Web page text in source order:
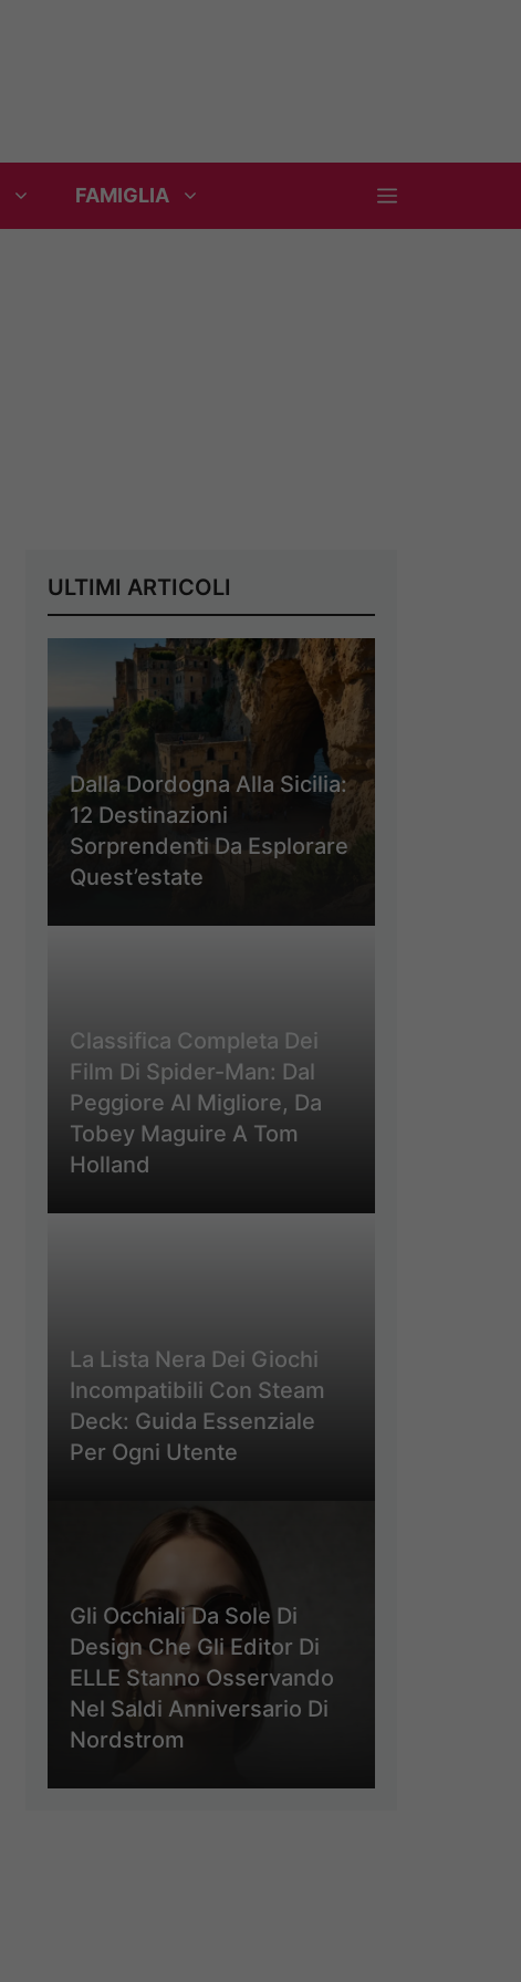
FAMIGLIA
ULTIMI ARTICOLI
Dalla Dordogna Alla Sicilia:
12 Destinazioni
Sorprendenti Da Esplorare
Quest’estate
Classifica Completa Dei
Film Di Spider-Man: Dal
Peggiore Al Migliore, Da
Tobey Maguire A Tom
Holland
La Lista Nera Dei Giochi
Incompatibili Con Steam
Deck: Guida Essenziale
Per Ogni Utente
Gli Occhiali Da Sole Di
Design Che Gli Editor Di
ELLE Stanno Osservando
Nel Saldi Anniversario Di
Nordstrom